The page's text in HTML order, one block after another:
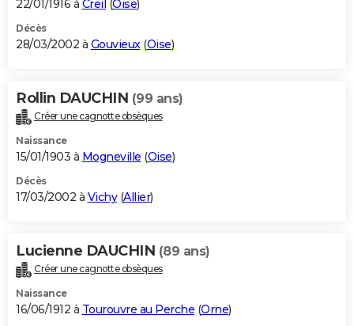
22/01/1916 à Creil (Oise)
Décès
28/03/2002 à Gouvieux(Oise)
Rollin DAUCHIN (99 ans)
Créer une cagnotte obsèques
Naissance
15/01/1903 à Mogneville (Oise)
Décès
17/03/2002 à Vichy(Allier)
Lucienne DAUCHIN (89 ans)
Créer une cagnotte obsèques
Naissance
16/06/1912 à Tourouvre au Perche (Orne)